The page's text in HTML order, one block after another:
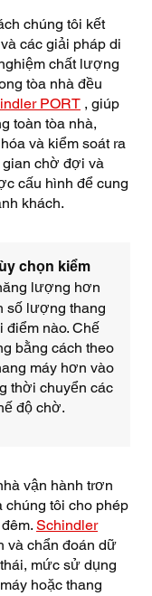
chúng tôi kết
các giải pháp di
chất lượng
tòa nhà đều
PORT , giúp
toàn tòa nhà,
và kiểm soát ra
gian chờ đợi và
cấu hình để cung
khách.
chọn kiểm
lượng hơn
số lượng thang
điểm nào. Chế
bằng cách theo
máy hơn vào
thời chuyển các
độ chờ.
vận hành trơn
chúng tôi cho phép
Schindler
và chẩn đoán dữ
mức sử dụng
hoặc thang